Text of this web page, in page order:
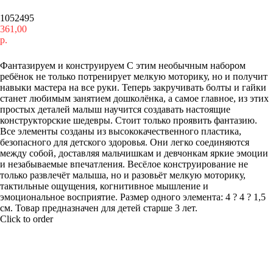
1052495
361,00
р.
Фантазируем и конструируем С этим необычным набором
ребёнок не только потренирует мелкую моторику, но и получит
навыки мастера на все руки. Теперь закручивать болты и гайки
станет любимым занятием дошколёнка, а самое главное, из этих
простых деталей малыш научится создавать настоящие
конструкторские шедевры. Стоит только проявить фантазию.
Все элементы созданы из высококачественного пластика,
безопасного для детского здоровья. Они легко соединяются
между собой, доставляя мальчишкам и девчонкам яркие эмоции
и незабываемые впечатления. Весёлое конструирование не
только развлечёт малыша, но и разовьёт мелкую моторику,
тактильные ощущения, когнитивное мышление и
эмоциональное восприятие. Размер одного элемента: 4 ? 4 ? 1,5
см. Товар предназначен для детей старше 3 лет.
Click to order